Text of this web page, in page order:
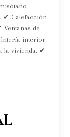
✔ Calefacción
de
interior
la vivienda. ✔